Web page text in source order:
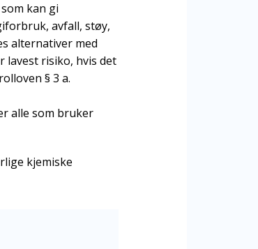
kan gi
avfall, støy,
alternativer med
lavest risiko, hvis det
§ 3 a.
alle som bruker
kjemiske